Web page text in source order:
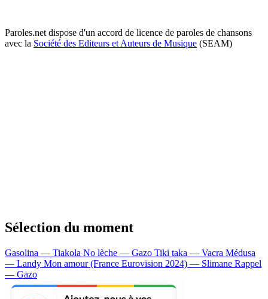
Paroles.net dispose d'un accord de licence de paroles de chansons
avec la Société des Editeurs et Auteurs de Musique (SEAM)
Sélection du moment
Gasolina — Tiakola No lèche — Gazo Tiki taka — Vacra Médusa
— Landy Mon amour (France Eurovision 2024) — Slimane Rappel
— Gazo